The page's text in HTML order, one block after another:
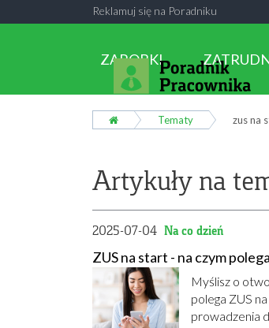
Reklamuj się na Poradniku
ZAROBKI
Tematy zus na
Artykuły na
2025-07-04 Na co dzień
ZUS na start - na czym
Myślisz o
polega ZUS
prowadzenia